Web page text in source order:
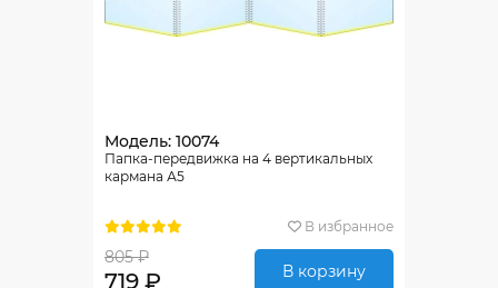
Модель: 10074
Папка-передвижка на 4 вертикальных
кармана А5
В избранное
805 ₽
719 ₽ В корзину